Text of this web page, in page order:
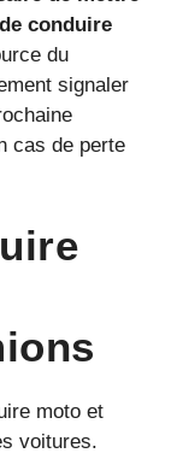
conduire
du
signaler
cas de perte
moto et
voitures.